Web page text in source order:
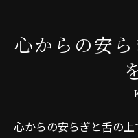
心からの安
心からの安らぎと舌の